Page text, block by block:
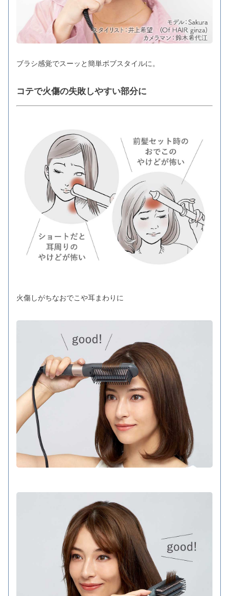
ブラシ感覚でスーッと簡単ボブスタイルに。
コテで火傷の失敗しやすい部分に
火傷しがちなおでこや耳まわりに